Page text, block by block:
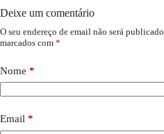
Deixe um comentário
O seu endereço de email não será publicado.
marcados com *
Nome *
Email *